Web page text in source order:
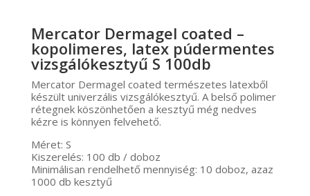
Mercator Dermagel coated –
kopolimeres, latex púdermentes
vizsgálókesztyű S 100db
Mercator Dermagel coated természetes latexből
készült univerzális vizsgálókesztyű. A belső polimer
rétegnek köszönhetően a kesztyű még nedves
kézre is könnyen felvehető.
Méret: S
Kiszerelés: 100 db / doboz
Minimálisan rendelhető mennyiség: 10 doboz, azaz
1000 db kesztyű